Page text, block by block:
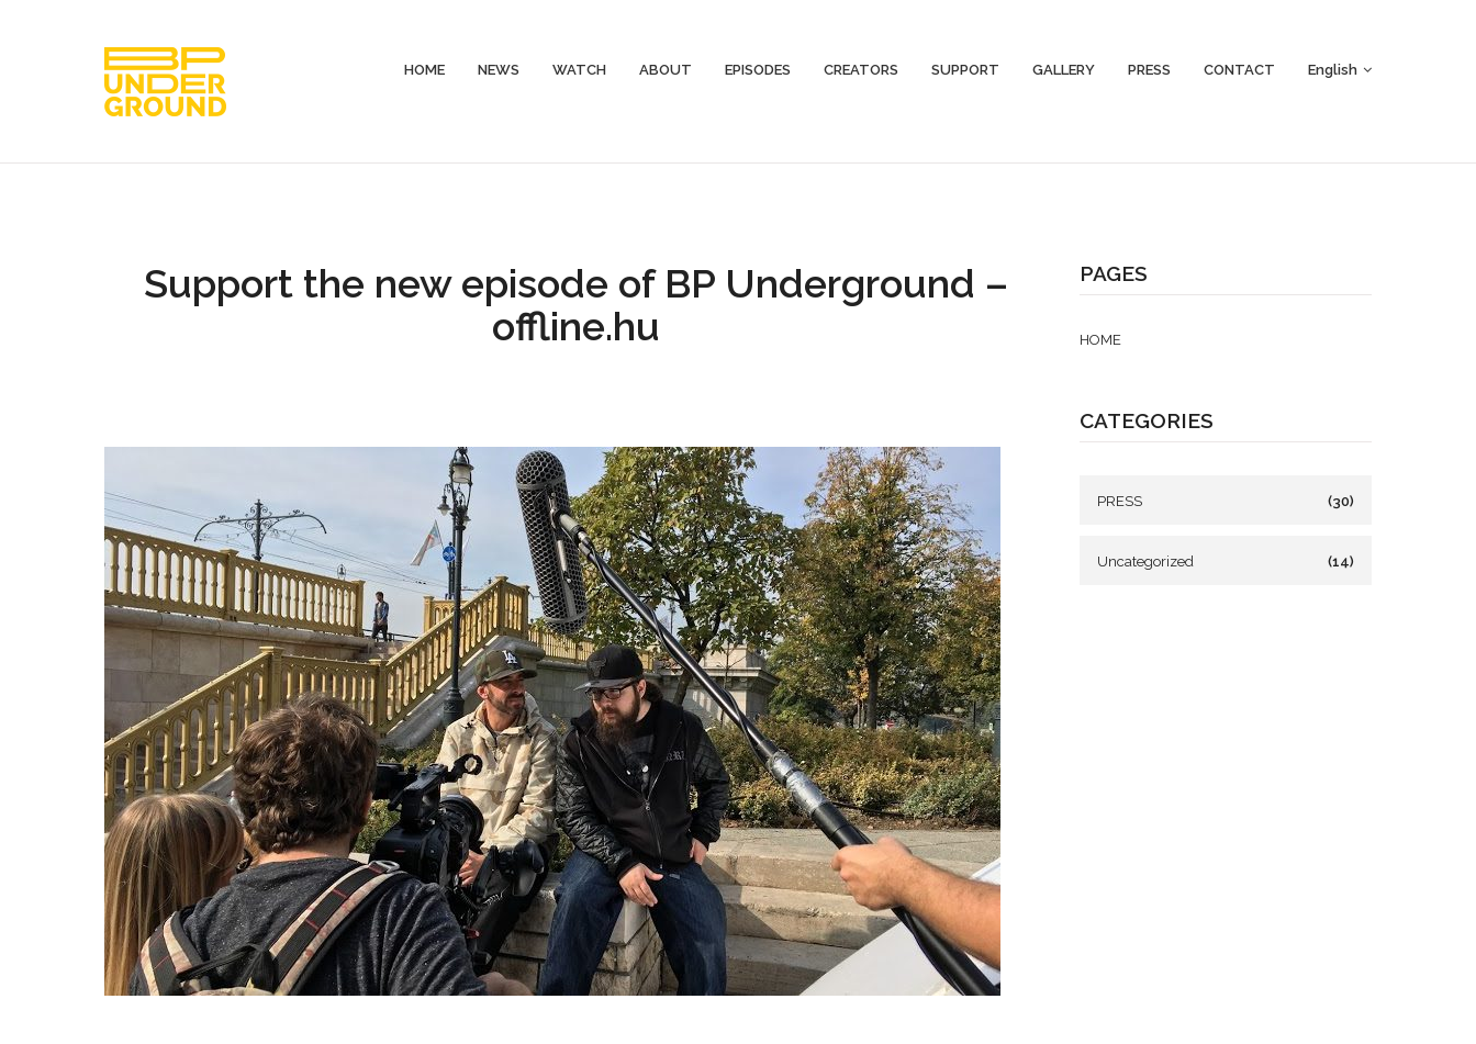
HOME NEWS WATCH ABOUT EPISODES CREATORS SUPPORT GALLERY PRESS CONTACT English
Support the new episode of BP Underground –
offline.hu
PAGES
HOME
CATEGORIES
PRESS (30)
Uncategorized (14)